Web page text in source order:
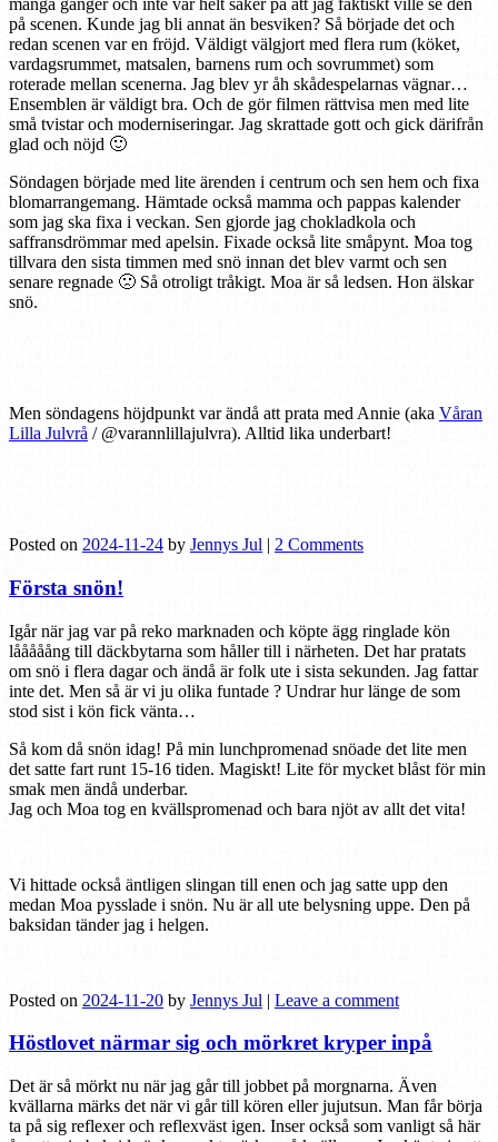
många gånger och inte var helt säker på att jag faktiskt ville se den
på scenen. Kunde jag bli annat än besviken? Så började det och
redan scenen var en fröjd. Väldigt välgjort med flera rum (köket,
vardagsrummet, matsalen, barnens rum och sovrummet) som
roterade mellan scenerna. Jag blev yr åh skådespelarnas vägnar…
Ensemblen är väldigt bra. Och de gör filmen rättvisa men med lite
små tvistar och moderniseringar. Jag skrattade gott och gick därifrån
glad och nöjd 🙂
Söndagen började med lite ärenden i centrum och sen hem och fixa
blomarrangemang. Hämtade också mamma och pappas kalender
som jag ska fixa i veckan. Sen gjorde jag chokladkola och
saffransdrömmar med apelsin. Fixade också lite småpynt. Moa tog
tillvara den sista timmen med snö innan det blev varmt och sen
senare regnade 🙁 Så otroligt tråkigt. Moa är så ledsen. Hon älskar
snö.
Men söndagens höjdpunkt var ändå att prata med Annie (aka Våran
Lilla Julvrå / @varannlillajulvra). Alltid lika underbart!
Posted on 2024-11-24 by Jennys Jul | 2 Comments
Första snön!
Igår när jag var på reko marknaden och köpte ägg ringlade kön
lååååång till däckbytarna som håller till i närheten. Det har pratats
om snö i flera dagar och ändå är folk ute i sista sekunden. Jag fattar
inte det. Men så är vi ju olika funtade ? Undrar hur länge de som
stod sist i kön fick vänta…
Så kom då snön idag! På min lunchpromenad snöade det lite men
det satte fart runt 15-16 tiden. Magiskt! Lite för mycket blåst för min
smak men ändå underbar.
Jag och Moa tog en kvällspromenad och bara njöt av allt det vita!
Vi hittade också äntligen slingan till enen och jag satte upp den
medan Moa pysslade i snön. Nu är all ute belysning uppe. Den på
baksidan tänder jag i helgen.
Posted on 2024-11-20 by Jennys Jul | Leave a comment
Höstlovet närmar sig och mörkret kryper inpå
Det är så mörkt nu när jag går till jobbet på morgnarna. Även
kvällarna märks det när vi går till kören eller jujutsun. Man får börja
ta på sig reflexer och reflexväst igen. Inser också som vanligt så här